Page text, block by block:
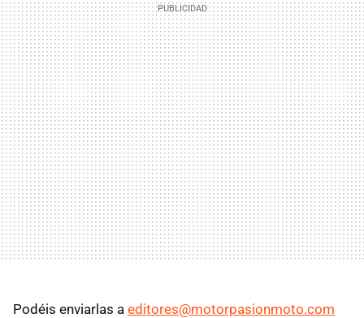
Podéis enviarlas a editores@motorpasionmoto.com